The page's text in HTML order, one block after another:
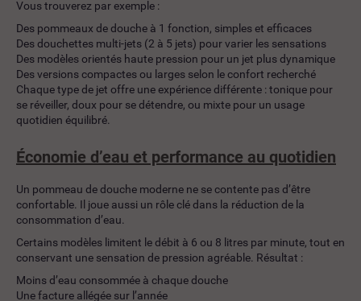
Vous trouverez par exemple :
Des pommeaux de douche à 1 fonction, simples et efficaces
Des douchettes multi-jets (2 à 5 jets) pour varier les sensations
Des modèles orientés haute pression pour un jet plus dynamique
Des versions compactes ou larges selon le confort recherché
Chaque type de jet offre une expérience différente : tonique pour
se réveiller, doux pour se détendre, ou mixte pour un usage
quotidien équilibré.
Économie d’eau et performance au quotidien
Un pommeau de douche moderne ne se contente pas d’être
confortable. Il joue aussi un rôle clé dans la réduction de la
consommation d’eau.
Certains modèles limitent le débit à 6 ou 8 litres par minute, tout en
conservant une sensation de pression agréable. Résultat :
Moins d’eau consommée à chaque douche
Une facture allégée sur l’année